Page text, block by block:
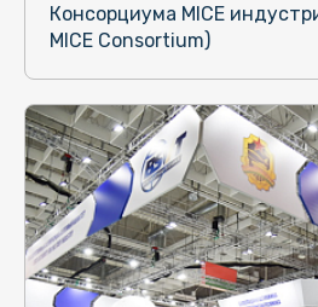
Консорциума MICE
MICE Consortium)